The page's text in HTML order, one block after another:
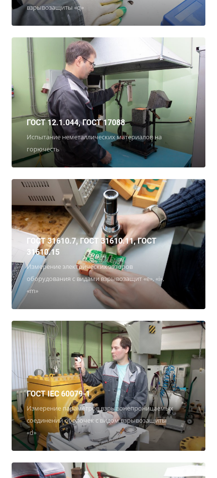
взрывозащиты «q»
ГОСТ 12.1.044, ГОСТ 17088
Испытание неметаллических материалов на
горючесть
ГОСТ 31610.7, ГОСТ 31610.11, ГОСТ
31610.15
Измерение электрических зазоров
оборудования с видами взрывозащит «е», «i»,
«m»
ГОСТ IEC 60079-1
Измерение параметров взрывонепроницаемых
соединений оболочек с видом взрывозащиты
«d»